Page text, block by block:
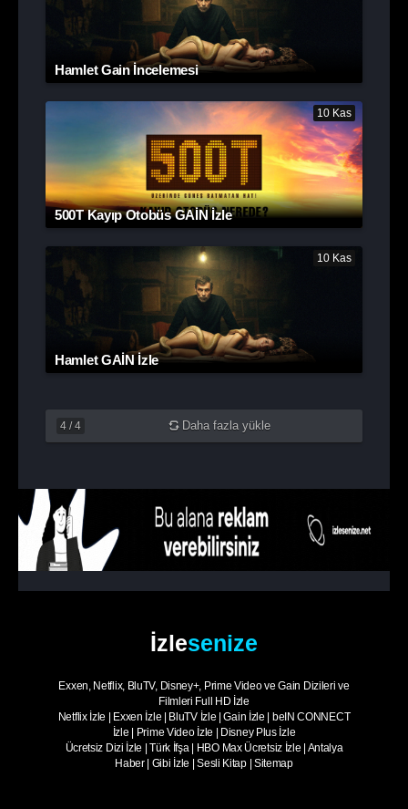
Hamlet Gain İncelemesi
10 Kas
500T Kayıp Otobüs GAİN İzle
10 Kas
Hamlet GAİN İzle
4 / 4 Daha fazla yükle
İzlesenize
Exxen, Netflix, BluTV, Disney+, Prime Video ve Gain Dizileri ve
Filmleri Full HD İzle
Netflix İzle
Exxen İzle BluTV İzle |Gain İzle
beIN CONNECT
İzle
Prime Video İzle
Disney Plus İzle
Ücretsiz Dizi İzle |Türk İfşa| HBO Max Ücretsiz İzle Antalya
Haber| Gibi İzle |Sesli Kitap| Sitemap